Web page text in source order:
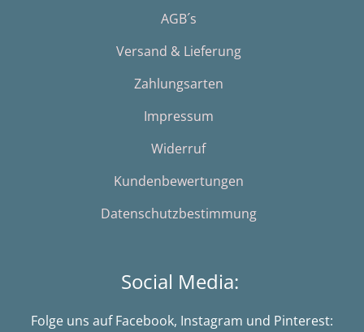
AGB´s
Versand & Lieferung
Zahlungsarten
Impressum
Widerruf
Kundenbewertungen
Datenschutzbestimmung
Social Media:
Folge uns auf Facebook, Instagram und Pinterest: